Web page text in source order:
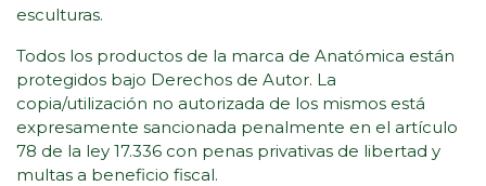
esculturas.
Todos los productos de la marca de Anatómica están
protegidos bajo Derechos de Autor. La
copia/utilización no autorizada de los mismos está
expresamente sancionada penalmente en el artículo
78 de la ley 17.336 con penas privativas de libertad y
multas a beneficio fiscal.